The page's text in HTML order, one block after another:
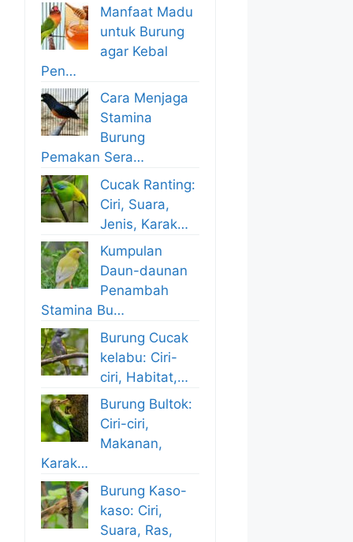
Manfaat Madu
untuk Burung
agar Kebal
Pen…
Cara Menjaga
Stamina
Burung
Pemakan Sera…
Cucak Ranting:
Ciri, Suara,
Jenis, Karak…
Kumpulan
Daun-daunan
Penambah
Stamina Bu…
Burung Cucak
kelabu: Ciri-
ciri, Habitat,…
Burung Bultok:
Ciri-ciri,
Makanan,
Karak…
Burung Kaso-
kaso: Ciri,
Suara, Ras,